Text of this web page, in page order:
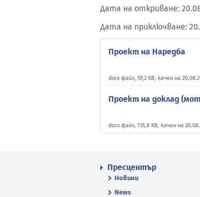
Дата на откриване:
Дата на приключване:
Проект на Наредба
docx файл, 59,2 KB, качен на
Проект на доклад
docx файл, 135,8 KB, качен на
Пресцентър
Новини
News